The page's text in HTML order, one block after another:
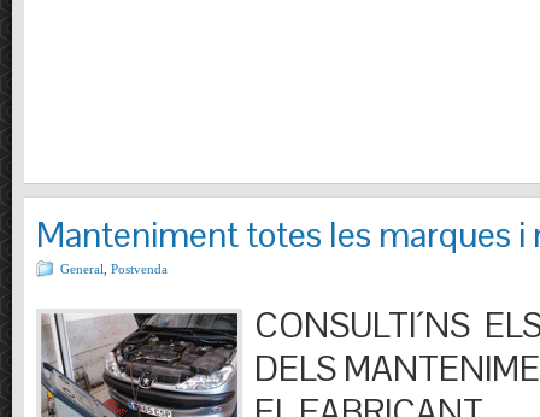
Manteniment totes les marques i
General Postvenda
CONSULTI´NS
DELS